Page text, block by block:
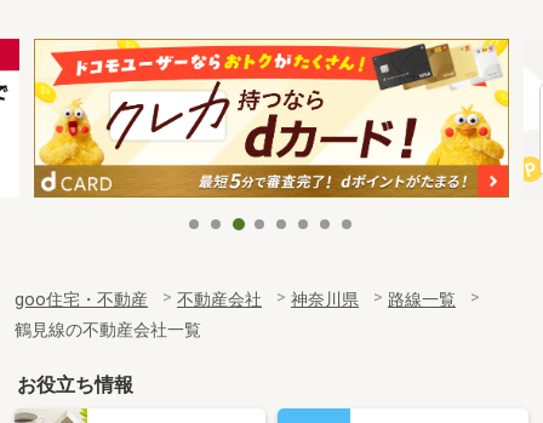
goo住宅・不動産 不動産会社 神奈川県
路線一覧
鶴見線の不動産会社一覧
お役立ち情報